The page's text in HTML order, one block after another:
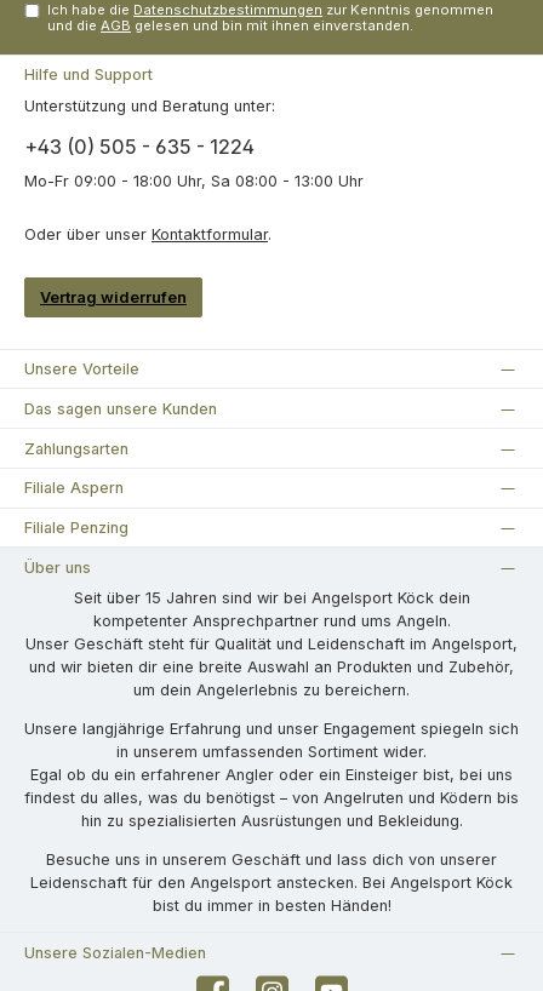
Ich habe die Datenschutzbestimmungen zur Kenntnis genommen
und dieAGB gelesen und bin mit ihnen einverstanden.
Hilfe und Support
Unterstützung und Beratung unter:
+43 (0) 505 - 635 - 1224
Mo-Fr 09:00 - 18:00 Uhr, Sa 08:00 - 13:00 Uhr
Oder über unser Kontaktformular.
Vertrag widerrufen
Unsere Vorteile
Das sagen unsere Kunden
Zahlungsarten
Filiale Aspern
Filiale Penzing
Über uns
Seit über 15 Jahren sind wir bei Angelsport Köck dein
kompetenter Ansprechpartner rund ums Angeln.
Unser Geschäft steht für Qualität und Leidenschaft im Angelsport,
und wir bieten dir eine breite Auswahl an Produkten und Zubehör,
um dein Angelerlebnis zu bereichern.
Unsere langjährige Erfahrung und unser Engagement spiegeln sich
in unserem umfassenden Sortiment wider.
Egal ob du ein erfahrener Angler oder ein Einsteiger bist, bei uns
findest du alles, was du benötigst – von Angelruten und Ködern bis
hin zu spezialisierten Ausrüstungen und Bekleidung.
Besuche uns in unserem Geschäft und lass dich von unserer
Leidenschaft für den Angelsport anstecken. Bei Angelsport Köck
bist du immer in besten Händen!
Unsere Sozialen-Medien